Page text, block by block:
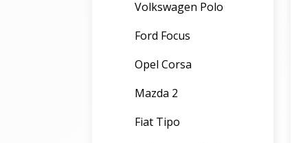
Volkswagen Polo
Ford Focus
Opel Corsa
Mazda 2
Fiat Tipo